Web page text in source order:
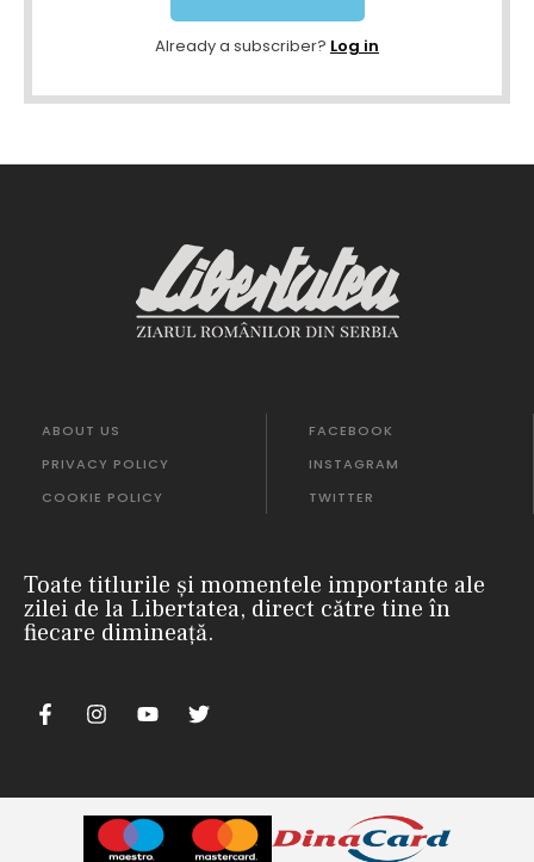
Already a subscriber? Log in
ABOUT US
PRIVACY POLICY
COOKIE POLICY
FACEBOOK
INSTAGRAM
TWITTER
Toate titlurile și momentele importante ale
zilei de la Libertatea, direct către tine în
fiecare dimineață.